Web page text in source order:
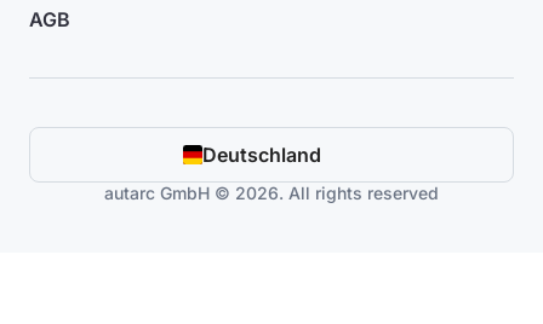
AGB
Deutschland
autarc GmbH © 2026. All rights reserved